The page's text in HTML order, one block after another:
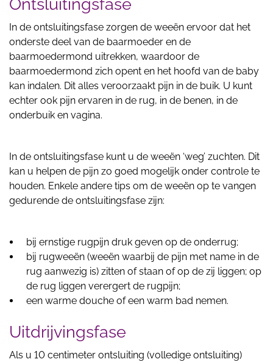
Ontsluitingsfase
In de ontsluitingsfase zorgen de weeën ervoor dat het
onderste deel van de baarmoeder en de
baarmoedermond uitrekken, waardoor de
baarmoedermond zich opent en het hoofd van de baby
kan indalen. Dit alles veroorzaakt pijn in de buik. U kunt
echter ook pijn ervaren in de rug, in de benen, in de
onderbuik en vagina.
In de ontsluitingsfase kunt u de weeën ‘weg’ zuchten. Dit
kan u helpen de pijn zo goed mogelijk onder controle te
houden. Enkele andere tips om de weeën op te vangen
gedurende de ontsluitingsfase zijn:
bij ernstige rugpijn druk geven op de onderrug;
bij rugweeën (weeën waarbij de pijn met name in de
rug aanwezig is) zitten of staan of op de zij liggen; op
de rug liggen verergert de rugpijn;
een warme douche of een warm bad nemen.
Uitdrijvingsfase
Als u 10 centimeter ontsluiting (volledige ontsluiting)